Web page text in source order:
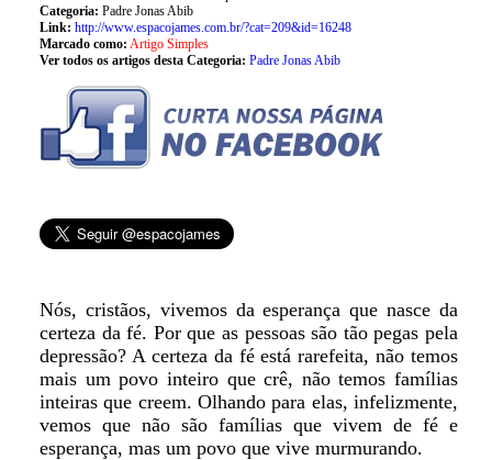
Categoria: Padre Jonas Abib
Link: http://www.espacojames.com.br/?cat=209&id=16248
Marcado como: Artigo Simples
Ver todos os artigos desta Categoria: Padre Jonas Abib
Nós, cristãos, vivemos da esperança que nasce da
certeza da fé. Por que as pessoas são tão pegas pela
depressão? A certeza da fé está rarefeita, não temos
mais um povo inteiro que crê, não temos famílias
inteiras que creem. Olhando para elas, infelizmente,
vemos que não são famílias que vivem de fé e
esperança, mas um povo que vive murmurando.